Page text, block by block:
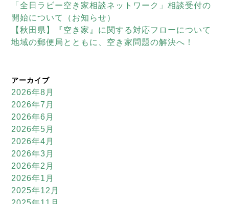
「全日ラビー空き家相談ネットワーク」相談受付の
開始について（お知らせ）
【秋田県】『空き家』に関する対応フローについて
地域の郵便局とともに、空き家問題の解決へ！
アーカイブ
2026年8月
2026年7月
2026年6月
2026年5月
2026年4月
2026年3月
2026年2月
2026年1月
2025年12月